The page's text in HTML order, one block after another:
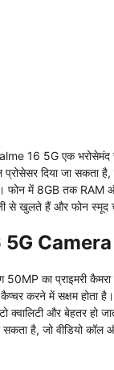
16 5G एक भरोसेमंद
प्रोसेसर दिया जा सकता
फोन में 8GB तक RAM और
से खुलते हैं और फोन स्मूद
5G Camera
का प्राइमरी कैमरा
करने में सक्षम होता
क्वालिटी और बेहतर हो
सकता है, जो वीडियो कॉल